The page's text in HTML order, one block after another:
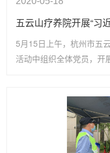
5月15日上午，杭州市五
活动中组织全体党员，开